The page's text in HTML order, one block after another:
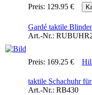
Preis: 129.95 €
Gardé taktile
Art.-Nr.:
Preis: 169.25 €
taktile Schachuhr
Art.-Nr.: RB430